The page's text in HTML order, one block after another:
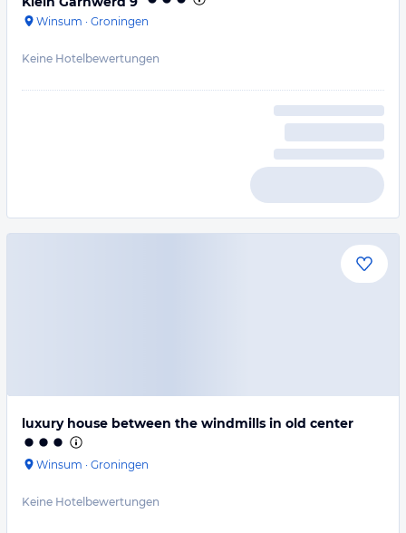
Winsum · Groningen
Keine Hotelbewertungen
luxury house between the windmills in old center
Winsum · Groningen
Keine Hotelbewertungen